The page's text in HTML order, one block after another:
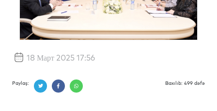
18 Март 2025 17:56
Paylaş: Baxılıb: 499 dəfə